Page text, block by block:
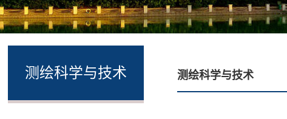
测绘科学与技术 测绘科学与技术